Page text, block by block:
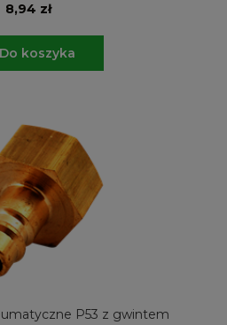
8,94 zł
Do koszyka
P53 z gwintem